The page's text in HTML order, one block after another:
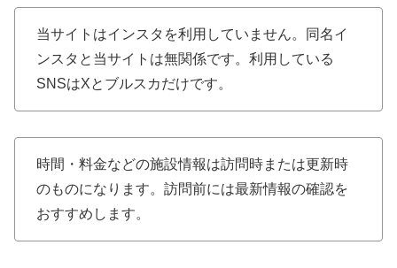
当サイトはインスタを利用していません。同名イ
ンスタと当サイトは無関係です。利用している
SNSはXとブルスカだけです。
時間・料金などの施設情報は訪問時または更新時
のものになります。訪問前には最新情報の確認を
おすすめします。